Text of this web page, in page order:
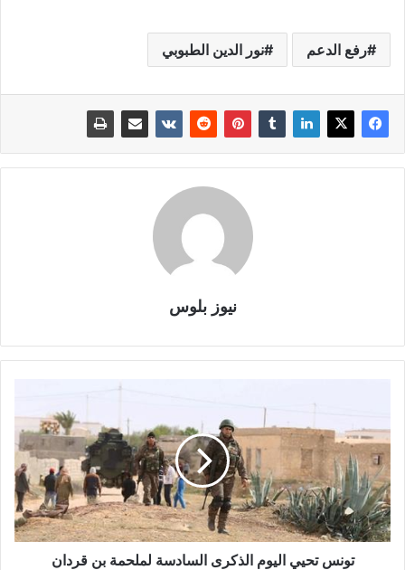
رفع الدعم نور الدين الطبوبي
نيوز بلوس
تونس تحيي اليوم الذكرى السادسة لملحمة بن قردان